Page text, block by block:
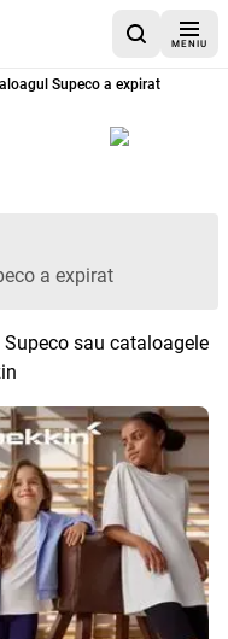
MENIU
Supeco -
Supeco a expirat
a expirat
sau cataloagele